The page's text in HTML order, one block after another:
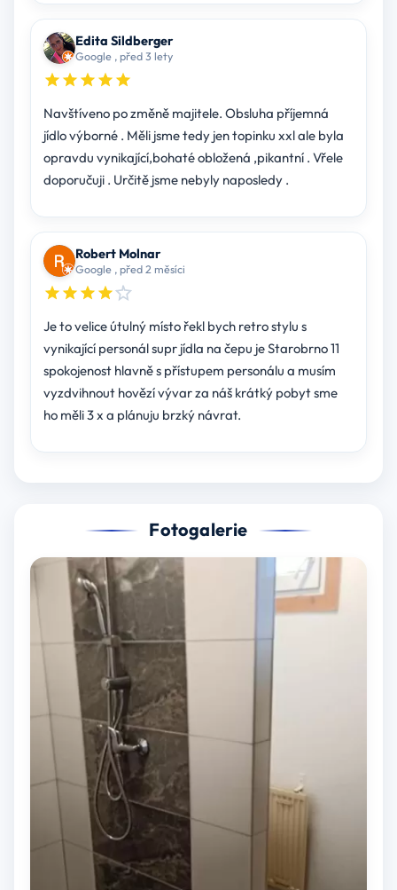
Edita Sildberger
Google , před 3 lety
Navštíveno po změně majitele. Obsluha příjemná
jídlo výborné . Měli jsme tedy jen topinku xxl ale byla
opravdu vynikající,bohaté obložená ,pikantní . Vřele
doporučuji . Určitě jsme nebyly naposledy .
Robert Molnar
Google , před 2 měsíci
Je to velice útulný místo řekl bych retro stylu s
vynikající personál supr jídla na čepu je Starobrno 11
spokojenost hlavně s přístupem personálu a musím
vyzdvihnout hovězí vývar za náš krátký pobyt sme
ho měli 3 x a plánuju brzký návrat.
Fotogalerie